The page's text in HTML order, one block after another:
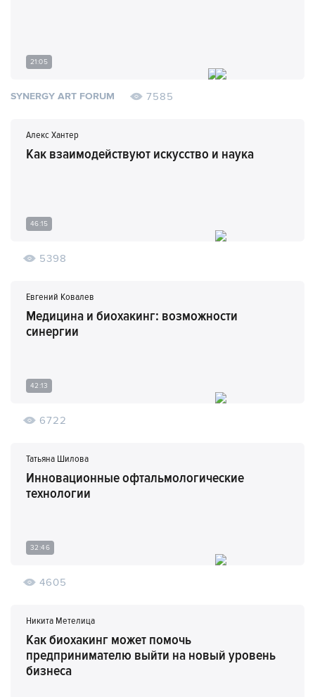
21:05
SYNERGY ART FORUM 7585
Алекс Хантер
Как взаимодействуют искусство и наука
46:15
5398
Евгений Ковалев
Медицина и биохакинг: возможности
синергии
42:13
6722
Татьяна Шилова
Инновационные офтальмологические
технологии
32:46
4605
Никита Метелица
Как биохакинг может помочь
предпринимателю выйти на новый уровень
бизнеса